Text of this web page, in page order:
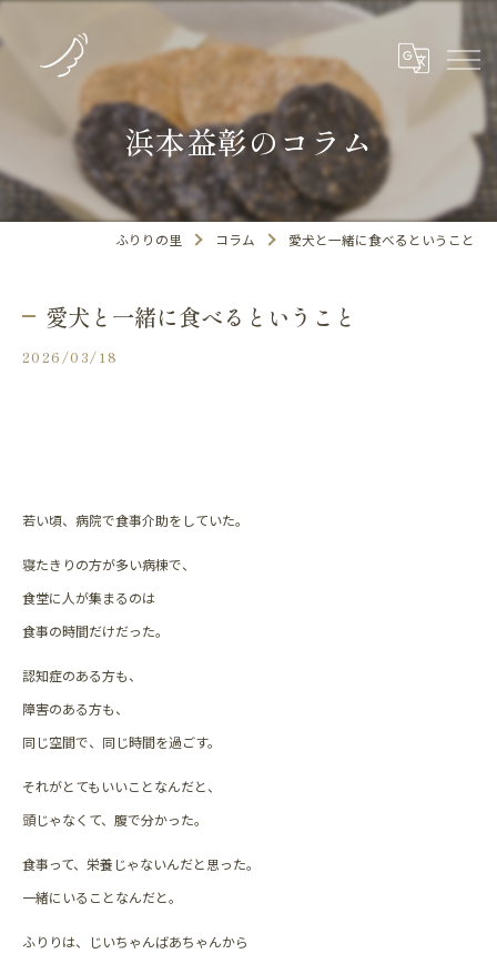
浜本益彰のコラム
ふりりの里 コラム 愛犬と一緒に食べるということ
愛犬と一緒に食べるということ
2026/03/18
若い頃、病院で食事介助をしていた。
寝たきりの方が多い病棟で、
食堂に人が集まるのは
食事の時間だけだった。
認知症のある方も、
障害のある方も、
同じ空間で、同じ時間を過ごす。
それがとてもいいことなんだと、
頭じゃなくて、腹で分かった。
食事って、栄養じゃないんだと思った。
一緒にいることなんだと。
ふりりは、じいちゃんばあちゃんから